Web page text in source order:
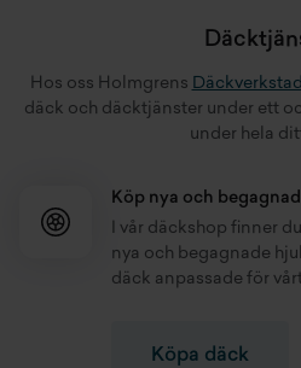
däckverkstad i Vetlanda kan du
hjulskifte kontrollerar vi
däckslitage för säker körning året
Hjulinställning &
Korrekt hjulinställning minskar
körkomfort och sparar bränsle. På
Däckbalansering på
Hos oss Holmgrens Däckverkstad
däck och däcktjänster under ett
under hela
Köp nya och
I vår däckshop finner
nya och begagnade hjul
däck anpassade för
Köpa däck